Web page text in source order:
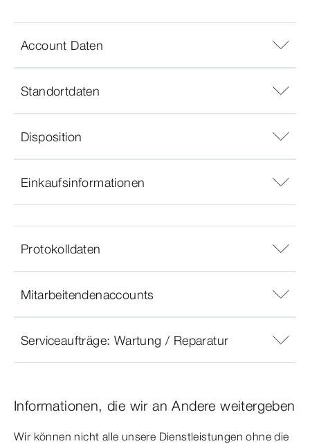
Account Daten
Standortdaten
Disposition
Einkaufsinformationen
Protokolldaten
Mitarbeitendenaccounts
Serviceaufträge: Wartung / Reparatur
Informationen, die wir an Andere weitergeben
Wir können nicht alle unsere Dienstleistungen ohne die